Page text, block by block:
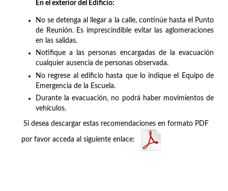
En el exterior del Edificio:
No se detenga al llegar a la calle, continúe hasta el Punto
de Reunión. Es imprescindible evitar las aglomeraciones
en las salidas.
Notifique a las personas encargadas de la evacuación
cualquier ausencia de personas observada.
No regrese al edificio hasta que lo indique el Equipo de
Emergencia de la Escuela.
Durante la evacuación, no podrá haber movimientos de
vehículos.
Si desea descargar estas recomendaciones en formato PDF
por favor acceda al siguiente enlace: